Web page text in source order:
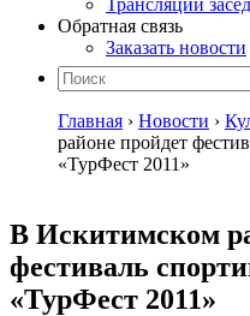
Трансляции
Обратная связь
Заказать новости
Главная › Новости ›
районе пройдет
«ТурФест 2011»
В Искитимском
фестиваль
«ТурФест 2011»